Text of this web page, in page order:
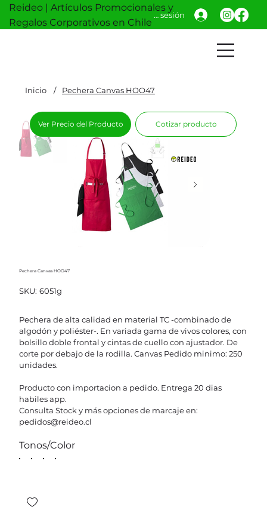
Reideo | Artículos Promocionales y
Regalos Corporativos en Chile
Iniciar sesión
Inicio / Pechera Canvas HOO47
Pechera Canvas HOO47
SKU: SKU
6051g
6051g
Pechera de alta calidad en material TC -combinado de
algodón y poliéster-. En variada gama de vivos colores, con
bolsillo doble frontal y cintas de cuello con ajustador. De
corte por debajo de la rodilla. Canvas Pedido minimo: 250
unidades.
Producto con importacion a pedido. Entrega 20 dias
habiles app.
Consulta Stock y más opciones de marcaje en:
pedidos@reideo.cl
Tonos/Color
Ver Precio del Producto Cotizar producto